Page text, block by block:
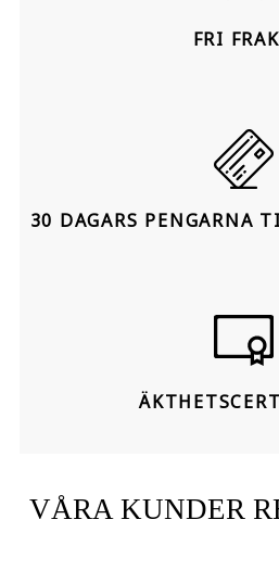
FRI
30 DAGARS PENGARNA
VÅRA KUNDER